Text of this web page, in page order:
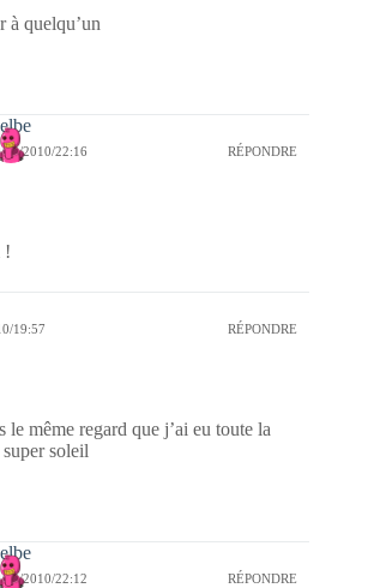
à quelqu’un
04/2010/22:16 RÉPONDRE
!
19:57 RÉPONDRE
le même regard que j’ai eu toute la
soleil
04/2010/22:12 RÉPONDRE